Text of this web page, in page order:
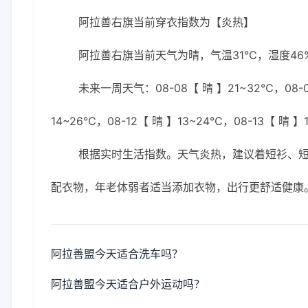
阿拉善右旗当前穿衣指数为【炎热】
阿拉善右旗当前天气为晴，气温31℃，湿度
未来一周天气：08-08【 晴 】21~32℃，
14~26℃，08-12【 晴 】13~24℃，08-13【 晴
根据实时生活指数。天气炎热，建议着短衫、
配衣物，年老体弱者适当添加衣物，出行更舒适健康
阿拉善盟今天适合洗车吗？
阿拉善盟今天适合户外运动吗？